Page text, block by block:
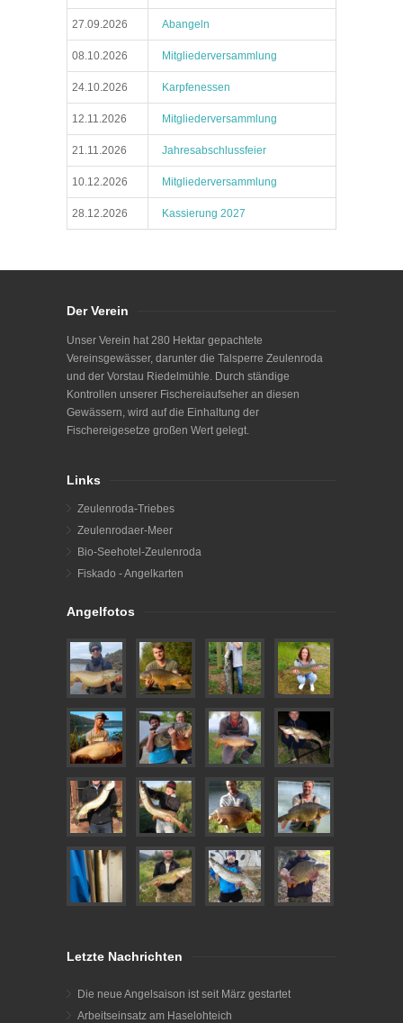
27.09.2026 Abangeln
08.10.2026 Mitgliederversammlung
24.10.2026 Karpfenessen
12.11.2026 Mitgliederversammlung
21.11.2026 Jahresabschlussfeier
10.12.2026 Mitgliederversammlung
28.12.2026 Kassierung 2027
Der Verein
Unser Verein hat 280 Hektar gepachtete
Vereinsgewässer, darunter die Talsperre Zeulenroda
und der Vorstau Riedelmühle. Durch ständige
Kontrollen unserer Fischereiaufseher an diesen
Gewässern, wird auf die Einhaltung der
Fischereigesetze großen Wert gelegt.
Links
Zeulenroda-Triebes
Zeulenrodaer-Meer
Bio-Seehotel-Zeulenroda
Fiskado - Angelkarten
Angelfotos
Letzte Nachrichten
Die neue Angelsaison ist seit März gestartet
Arbeitseinsatz am Haselohteich